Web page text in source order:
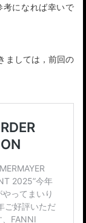
考になれば幸いで
ましては，前回の